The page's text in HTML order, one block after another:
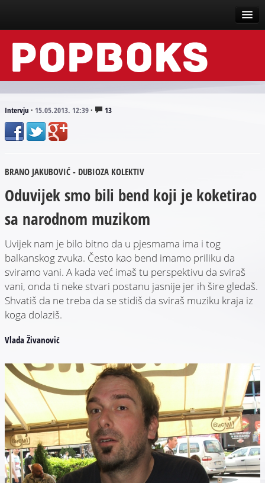
Vesti
Događaji
Tekstovi
Scena
Arhive
Intervju · 15.05.2013. 12:39· 13
BRANO JAKUBOVIĆ - DUBIOZA KOLEKTIV
Oduvijek smo bili bend koji je koketirao
sa narodnom muzikom
Uvijek nam je bilo bitno da u pjesmama ima i tog
balkanskog zvuka. Često kao bend imamo priliku da
sviramo vani. A kada već imaš tu perspektivu da sviraš
vani, onda ti neke stvari postanu jasnije jer ih šire gledaš.
Shvatiš da ne treba da se stidiš da sviraš muziku kraja iz
koga dolaziš.
Vlada Živanović